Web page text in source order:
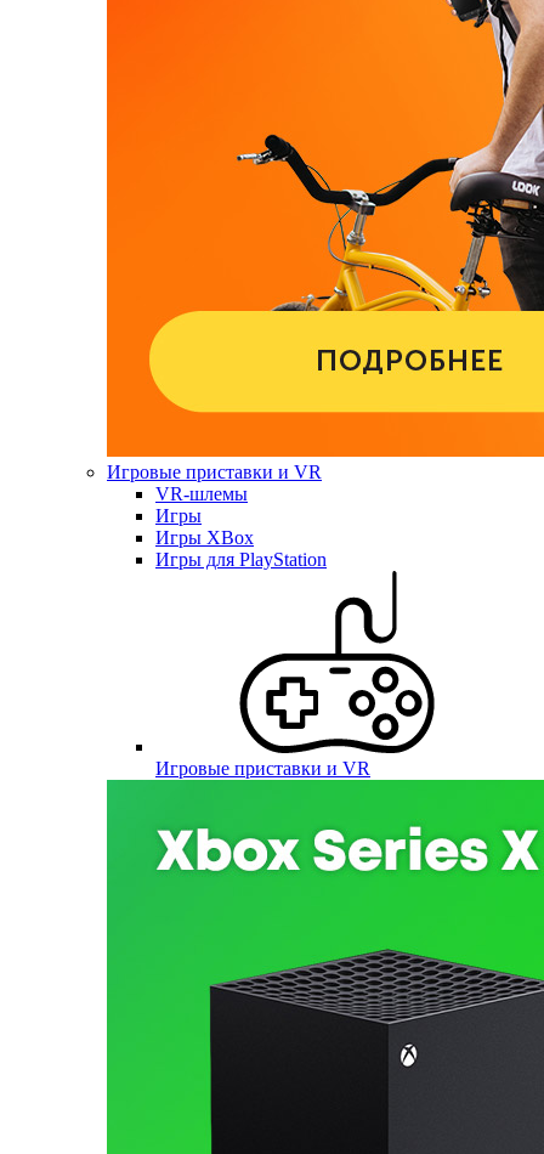
Игровые приставки и VR
VR-шлемы
Игры
Игры XBox
Игры для PlayStation
Игровые приставки и VR